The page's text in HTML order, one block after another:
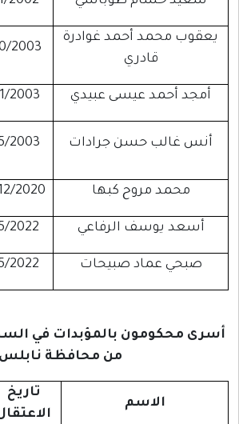
يعقوب محمد أحمد غوادرة
قادري
2003
أمجد أحمد عيسى عبيدي 2003
أنس غالب حسن جرادات 2003
محمد مروح كبها 2020
أسعد يوسف الرفاعي 2022
صبحي عماد صبيحات 2022
أسرى محكومون بالمؤبدات في
من محافظة نابلس
الاسم
تاريخ